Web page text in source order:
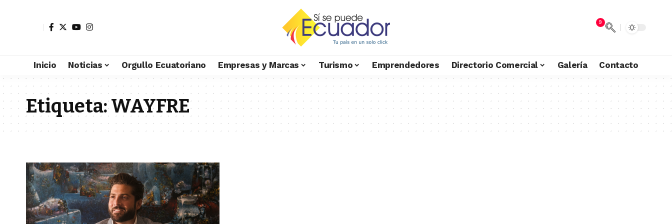
9
Inicio Noticias Orgullo Ecuatoriano Empresas y Marcas Turismo Emprendedores Directorio Comercial Galería Contacto
Etiqueta:WAYFRE